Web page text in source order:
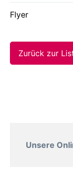
Flyer
Zurück zur
Unsere